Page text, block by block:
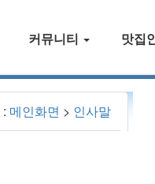
커뮤니티 맛집
: 메인화면 > 인사말